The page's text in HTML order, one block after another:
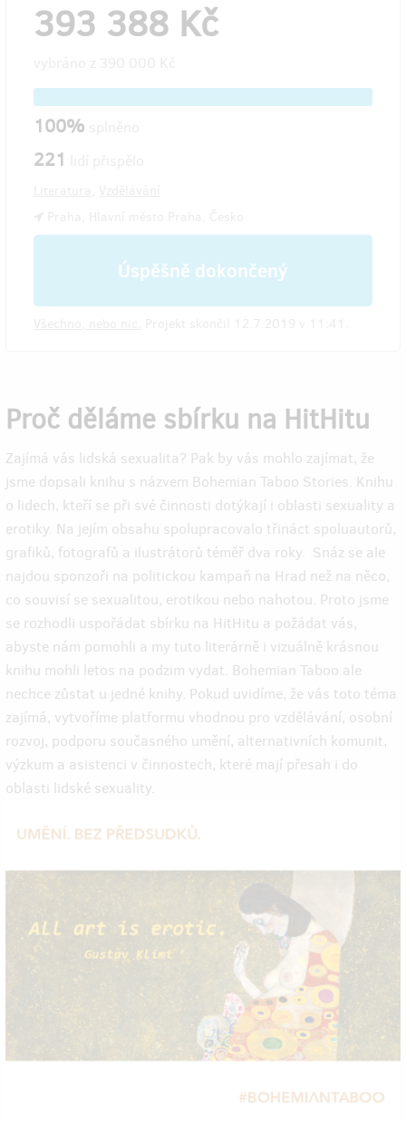
393 388 Kč
100%
221
Úspěšně dokončený
Proč děláme sbírku na HitHitu
Zajímá vás lidská sexualita? Pak by vás mohlo zajímat, že
jsme dopsali knihu s názvem Bohemian Taboo Stories. Knihu
o lidech, kteří se při své činnosti dotýkají i oblasti sexuality a
erotiky. Na jejím obsahu spolupracovalo třináct spoluautorů,
grafiků, fotografů a ilustrátorů téměř dva roky. Snáz se ale
najdou sponzoři na politickou kampaň na Hrad než na něco,
co souvisí se sexualitou, erotikou nebo nahotou. Proto jsme
se rozhodli uspořádat sbírku na HitHitu a požádat vás,
abyste nám pomohli a my tuto literárně i vizuálně krásnou
knihu mohli letos na podzim vydat. Bohemian Taboo ale
nechce zůstat u jedné knihy. Pokud uvidíme, že vás toto téma
zajímá, vytvoříme platformu vhodnou pro vzdělávání, osobní
rozvoj, podporu současného umění, alternativních komunit,
výzkum a asistenci v činnostech, které mají přesah i do
oblasti lidské sexuality.